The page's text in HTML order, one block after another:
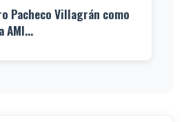
Pacheco Villagrán como
AMI...